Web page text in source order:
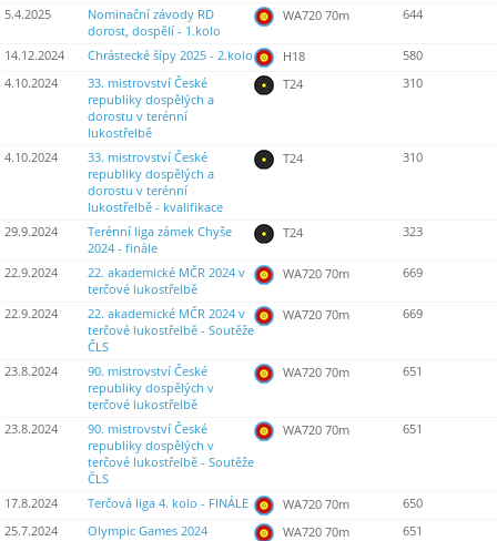
5.4.2025
Nominační závody RD
dorost, dospělí - 1.kolo
WA720 70m 644
14.12.2024 Chrástecké šípy 2025 - 2.kolo H18
580
4.10.2024
33. mistrovství České
republiky dospělých a
dorostu v terénní
lukostřelbě
T24 310
4.10.2024
33. mistrovství České
republiky dospělých a
dorostu v terénní
lukostřelbě - kvalifikace
T24 310
29.9.2024
Terénní liga zámek Chyše
2024 - finále
T24 323
22.9.2024
22. akademické MČR 2024 v
terčové lukostřelbě
WA720 70m 669
22.9.2024
22. akademické MČR 2024 v
terčové lukostřelbě - Soutěže
ČLS
WA720 70m 669
23.8.2024
90. mistrovství České
republiky dospělých v
terčové lukostřelbě
WA720 70m 651
23.8.2024
90. mistrovství České
republiky dospělých v
terčové lukostřelbě - Soutěže
ČLS
WA720 70m 651
17.8.2024 Terčová liga 4. kolo - FINÁLE WA720 70m
650
25.7.2024
Olympic Games 2024 WA720 70m 651